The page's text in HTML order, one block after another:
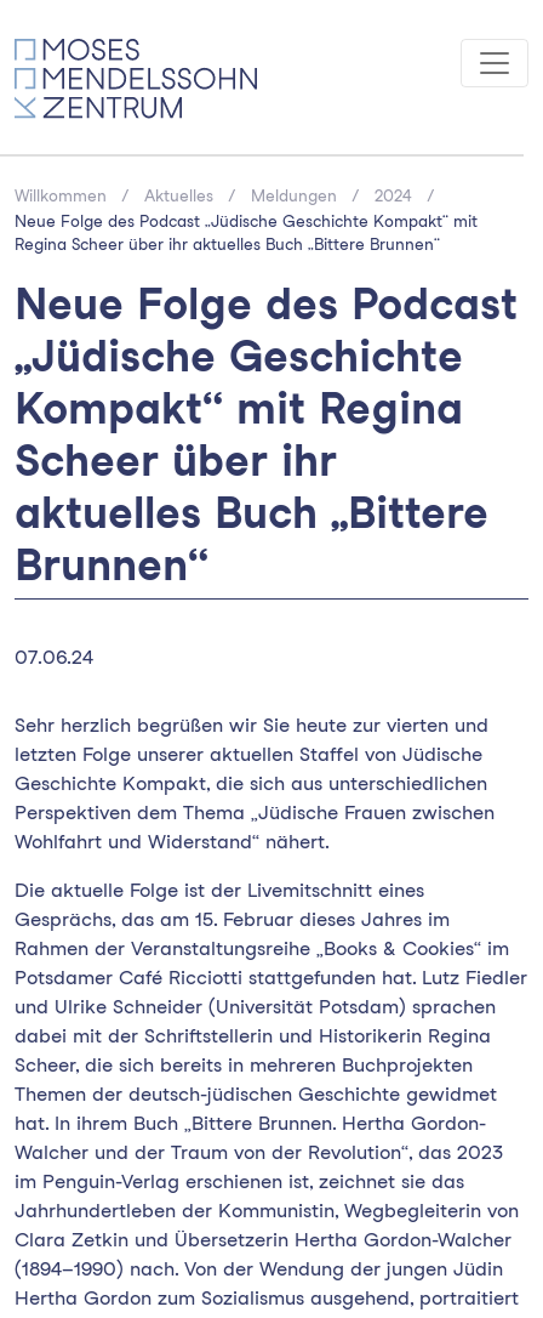
Willkommen Aktuelles Meldungen
2024
Neue Folge des Podcast „Jüdische Geschichte Kompakt“ mit
Regina Scheer über ihr aktuelles Buch „Bittere Brunnen“
Neue Folge des Podcast
„Jüdische Geschichte
Kompakt“ mit Regina
Scheer über ihr
aktuelles Buch „Bittere
Brunnen“
07.06.24
Sehr herzlich begrüßen wir Sie heute zur vierten und
letzten Folge unserer aktuellen Staffel von Jüdische
Geschichte Kompakt, die sich aus unterschiedlichen
Perspektiven dem Thema „Jüdische Frauen zwischen
Wohlfahrt und Widerstand“ nähert.
Die aktuelle Folge ist der Livemitschnitt eines
Gesprächs, das am 15. Februar dieses Jahres im
Rahmen der Veranstaltungsreihe „Books & Cookies“ im
Potsdamer Café Ricciotti stattgefunden hat. Lutz Fiedler
und Ulrike Schneider (Universität Potsdam) sprachen
dabei mit der Schriftstellerin und Historikerin Regina
Scheer, die sich bereits in mehreren Buchprojekten
Themen der deutsch-jüdischen Geschichte gewidmet
hat. In ihrem Buch „Bittere Brunnen. Hertha Gordon-
Walcher und der Traum von der Revolution“, das 2023
im Penguin-Verlag erschienen ist, zeichnet sie das
Jahrhundertleben der Kommunistin, Wegbegleiterin von
Clara Zetkin und Übersetzerin Hertha Gordon-Walcher
(1894–1990) nach. Von der Wendung der jungen Jüdin
Hertha Gordon zum Sozialismus ausgehend, portraitiert